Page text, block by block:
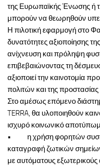
της Ευρωπαϊκής Ένωσης ή
μπορούν να θεωρηθούν
Η πιλοτική εφαρμογή στο
δυνατότητες αξιοποίησης
ανίχνευση και πρόληψη
επιβεβαιώνοντας τη
αξιοποιεί την καινοτομία
πολιτών και της
Στο αμέσως επόμενο
TERRA, θα υλοποιηθούν
ισχυρό κοινωνικό
• η χρήση φορητών
καταγραφή ζωτικών
με αυτόματους εξωτερικούς